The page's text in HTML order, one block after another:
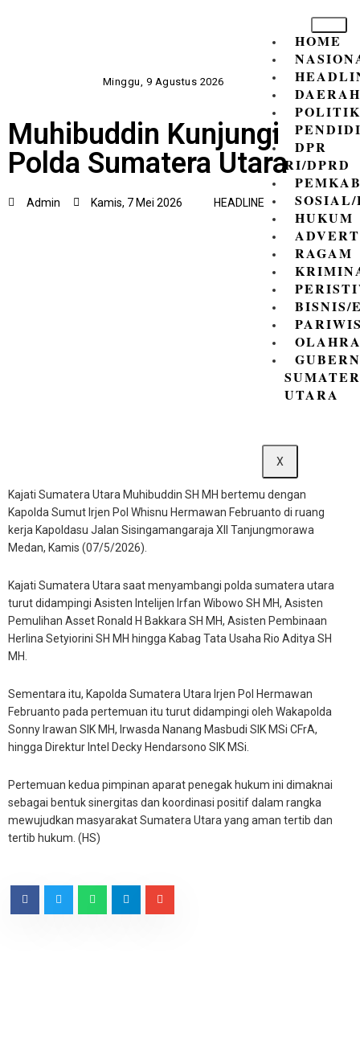
Minggu, 9 Agustus 2026
HOME
DAERAH
POLITIK
DPR
RI/DPRD
HUKUM
RAGAM
BISNIS/
UTARA
X
Muhibuddin Kunjungi
Polda Sumatera Utara
Admin Kamis, 7 Mei 2026 HEADLINE
Kajati Sumatera Utara Muhibuddin SH MH bertemu dengan
Kapolda Sumut Irjen Pol Whisnu Hermawan Februanto di ruang
kerja Kapoldasu Jalan Sisingamangaraja XII Tanjungmorawa
Medan, Kamis (07/5/2026).
Kajati Sumatera Utara saat menyambangi polda sumatera utara
turut didampingi Asisten Intelijen Irfan Wibowo SH MH, Asisten
Pemulihan Asset Ronald H Bakkara SH MH, Asisten Pembinaan
Herlina Setyiorini SH MH hingga Kabag Tata Usaha Rio Aditya SH
MH.
Sementara itu, Kapolda Sumatera Utara Irjen Pol Hermawan
Februanto pada pertemuan itu turut didampingi oleh Wakapolda
Sonny Irawan SIK MH, Irwasda Nanang Masbudi SIK MSi CFrA,
hingga Direktur Intel Decky Hendarsono SIK MSi.
Pertemuan kedua pimpinan aparat penegak hukum ini dimaknai
sebagai bentuk sinergitas dan koordinasi positif dalam rangka
mewujudkan masyarakat Sumatera Utara yang aman tertib dan
tertib hukum. (HS)